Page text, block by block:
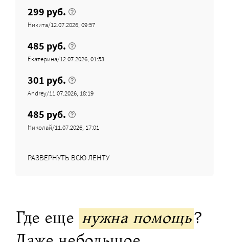
299 руб.
Никита/12.07.2026, 09:57
485 руб.
Екатерина/12.07.2026, 01:53
301 руб.
Andrey/11.07.2026, 18:19
485 руб.
Николай/11.07.2026, 17:01
РАЗВЕРНУТЬ ВСЮ ЛЕНТУ
Где еще нужна помощь?